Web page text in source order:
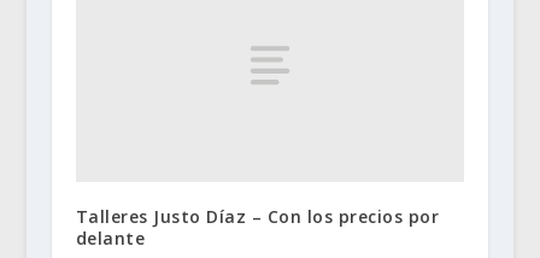
Talleres Justo Díaz – Con los precios por
delante